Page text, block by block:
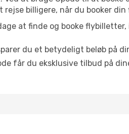
billigere, når du booker din
at finde og booke
du et betydeligt beløb på
får du eksklusive tilbud på